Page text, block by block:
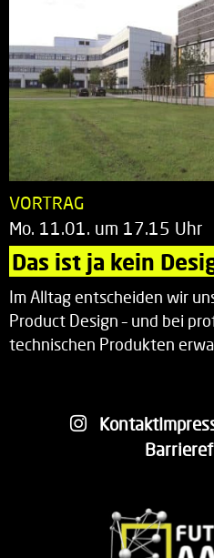
VORTRAG
Mo. 11.01. um 17.15 Uhr
Das ist ja kein
Im Alltag entscheiden wir
Product Design – und bei
technischen Produkten
Kontakt